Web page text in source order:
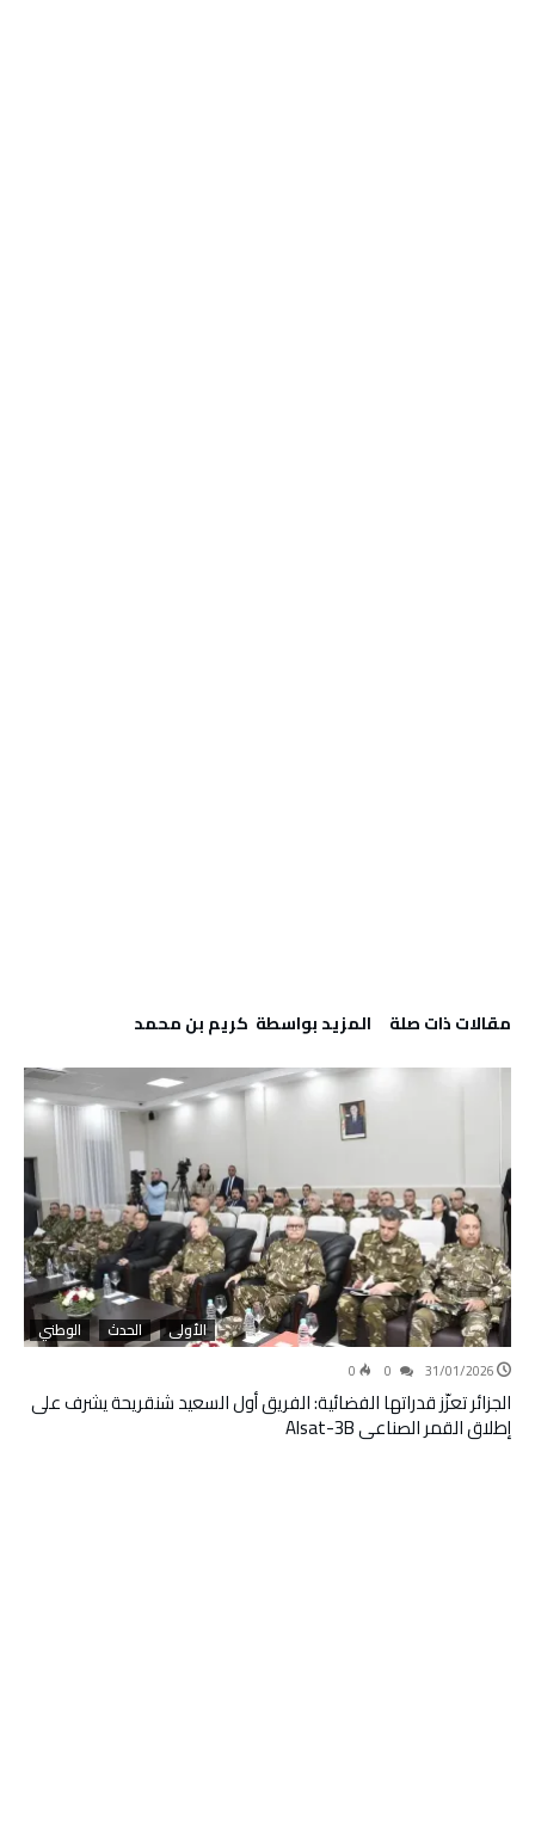
‫مقالات ذات صلة‬ ‫‫المزيد بواسطة‬ ‬ كريم بن محمد
الأولى الحدث الوطني
31/01/2026
0
الجزائر تعزّز قدراتها الفضائية: الفريق أول السعيد شنقريحة يشرف على
إطلاق القمر الصناعي Alsat-3B